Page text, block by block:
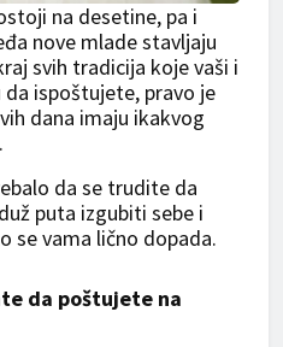
na desetine, pa i
nove mlade stavljaju
svih tradicija koje vaši i
ispoštujete, pravo je
dana imaju ikakvog
da se trudite da
puta izgubiti sebe i
se vama lično dopada.
da poštujete na